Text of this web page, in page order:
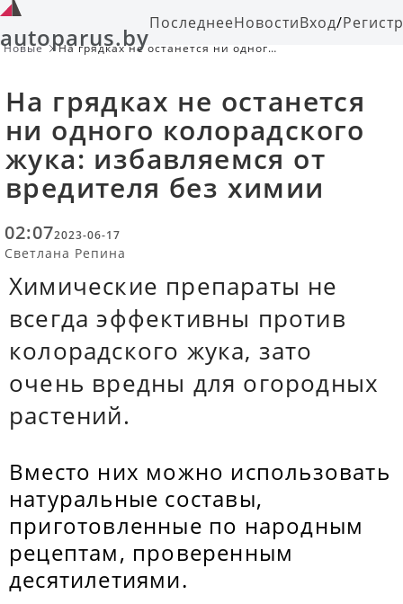
autoparus.byПоследнееНовостиВход/
Новые
На грядках не останется ни одного
На грядках не останется
ни одного колорадского
жука: избавляемся от
вредителя без химии
02:072023-06-17
Светлана Репина
Химические препараты не
всегда эффективны против
колорадского жука, зато
очень вредны для огородных
растений.
Вместо них можно использовать
натуральные составы,
приготовленные по народным
рецептам, проверенным
десятилетиями.